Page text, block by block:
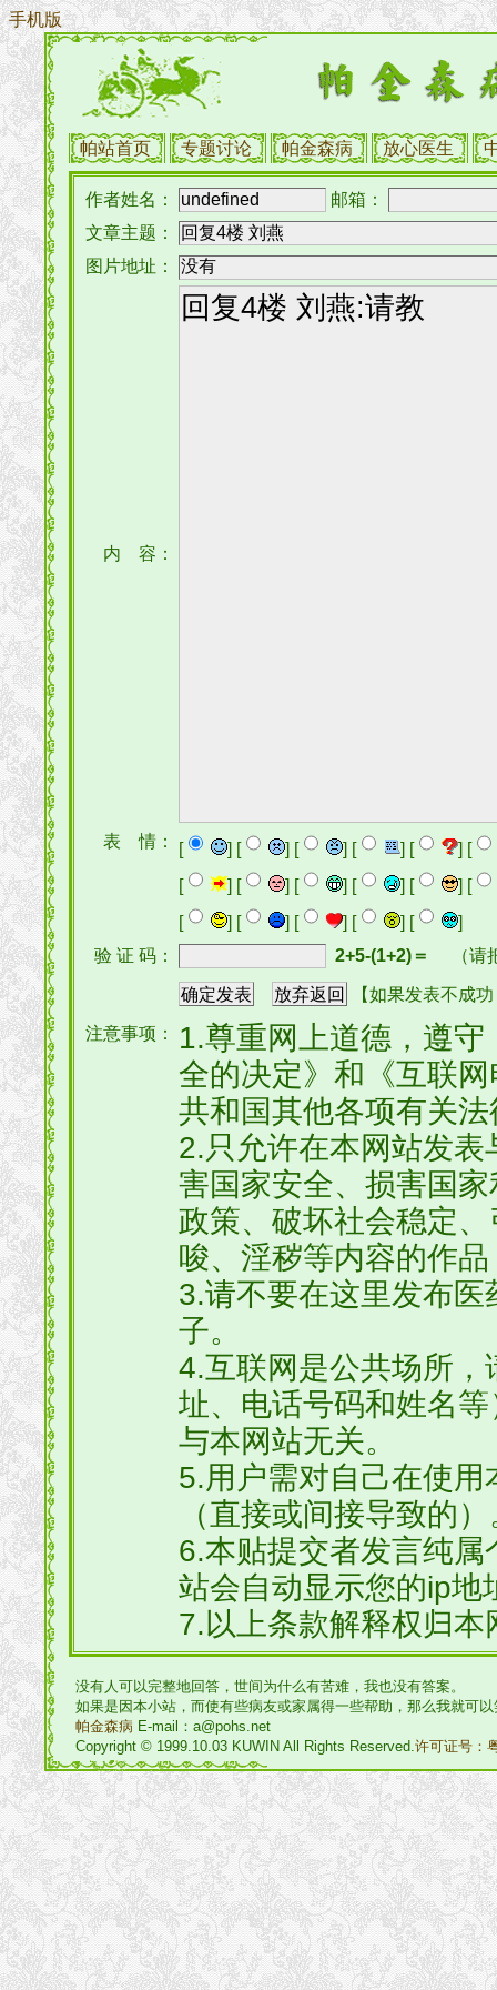
手机版
帕站首页 专题讨论 帕金森病 放心医生
作者姓名：
邮箱：
文章主题：
图片地址：
内 容：
表 情： [ ] [ ] [ ] [ ] [
] [
[
] [ ] [ ] [ ] [
] [
[
] [ ] [ ] [ ] [
]
验 证 码：
2+5-(1+2)＝ （
【如果发表不成
注意事项：
1.尊重网上道德，遵
全的决定》和《互联
共和国其他各项有关
2.只允许在本网站发
害国家安全、损害国
政策、破坏社会稳定
唆、淫秽等内容的作品
3.请不要在这里发布
子。
4.互联网是公共场所
址、电话号码和姓名
与本网站无关。
5.用户需对自己在使
（直接或间接导致的
6.本贴提交者发言纯
站会自动显示您的ip地
7.以上条款解释权归本
没有人可以完整地回答，世间为什么有苦难，我也没有答案。
如果是因本小站，而使有些病友或家属得一些帮助，那么我就可
帕金森病 E-mail：a@pohs.net
Copyright © 1999.10.03 KUWIN All Rights Reserved.许可证号：